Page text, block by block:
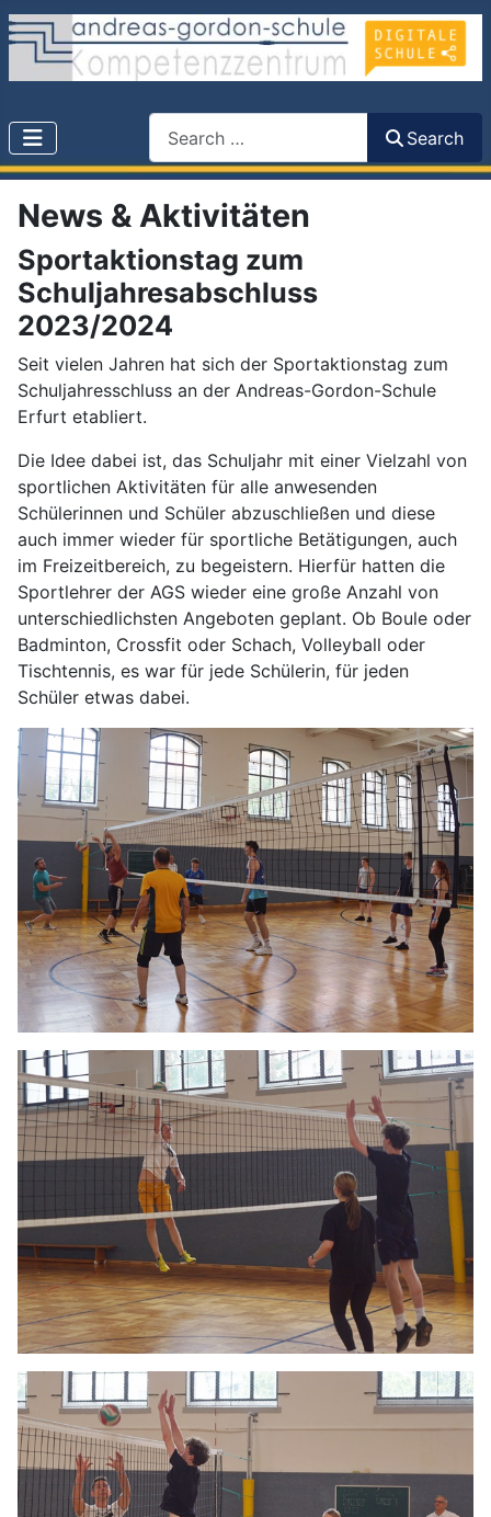
Search
News & Aktivitäten
Sportaktionstag zum
Schuljahresabschluss
2023/2024
Seit vielen Jahren hat sich der Sportaktionstag zum
Schuljahresschluss an der Andreas-Gordon-Schule
Erfurt etabliert.
Die Idee dabei ist, das Schuljahr mit einer Vielzahl von
sportlichen Aktivitäten für alle anwesenden
Schülerinnen und Schüler abzuschließen und diese
auch immer wieder für sportliche Betätigungen, auch
im Freizeitbereich, zu begeistern. Hierfür hatten die
Sportlehrer der AGS wieder eine große Anzahl von
unterschiedlichsten Angeboten geplant. Ob Boule oder
Badminton, Crossfit oder Schach, Volleyball oder
Tischtennis, es war für jede Schülerin, für jeden
Schüler etwas dabei.